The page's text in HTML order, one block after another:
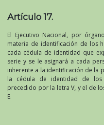
Artículo 17.
El Ejecutivo Nacional, por
materia de identificación de los
cada cédula de identidad que
serie y se le asignará a cada
inherente a la identificación de la
la cédula de identidad de los
precedido por la letra V, y el de
E.